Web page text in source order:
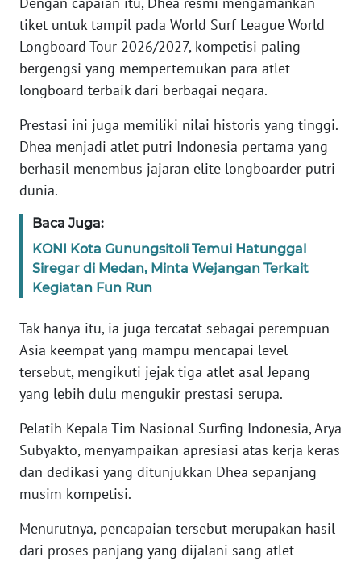
tiket untuk tampil pada World Surf League World
Longboard Tour 2026/2027, kompetisi paling
bergengsi yang mempertemukan para atlet
longboard terbaik dari berbagai negara.
Prestasi ini juga memiliki nilai historis yang tinggi.
Dhea menjadi atlet putri Indonesia pertama yang
berhasil menembus jajaran elite longboarder putri
dunia.
Baca Juga:
KONI Kota Gunungsitoli Temui Hatunggal
Siregar di Medan, Minta Wejangan Terkait
Kegiatan Fun Run
Tak hanya itu, ia juga tercatat sebagai perempuan
Asia keempat yang mampu mencapai level
tersebut, mengikuti jejak tiga atlet asal Jepang
yang lebih dulu mengukir prestasi serupa.
Pelatih Kepala Tim Nasional Surfing Indonesia, Arya
Subyakto, menyampaikan apresiasi atas kerja keras
dan dedikasi yang ditunjukkan Dhea sepanjang
musim kompetisi.
Menurutnya, pencapaian tersebut merupakan hasil
dari proses panjang yang dijalani sang atlet
WN
JAKARTA
WN
WN
BANTEN
NTT
WN
KEPRI
WN
PAPUA
WN
BARAT
WN
WN
SERAMBI